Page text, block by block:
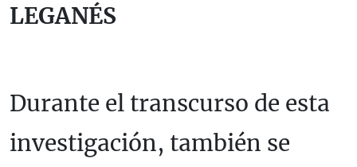
LEGANÉS
Durante el transcurso de esta
investigación, también se